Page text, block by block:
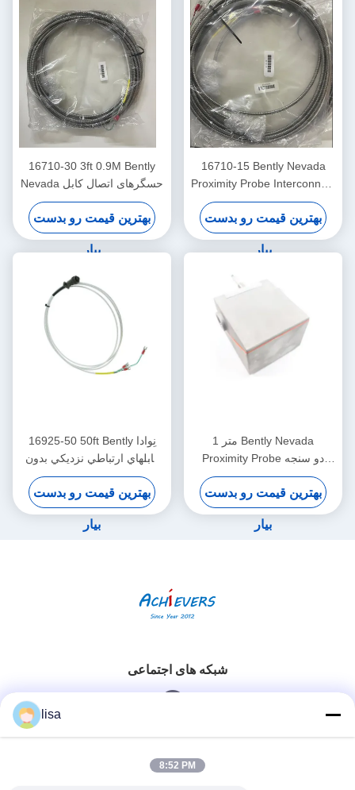
16710-30 3ft 0.9M Bently
Nevada حسگرهای اتصال کابل
بهترین قیمت رو بدست
بیار
16710-15 Bently Nevada
Proximity Probe Interconnect
Cable با زره -15 - C
بهترین قیمت رو بدست
بیار
16925-50 50ft Bently نِوادا
کابلهاي ارتباطي نزديکي بدون
زره
بهترین قیمت رو بدست
بیار
1 متر Bently Nevada
Proximity Probe دو سنجه
00-000-309-00-03-01
بهترین قیمت رو بدست
بیار
شبکه های اجتماعی
تماس سریع
lisa
8:52 PM